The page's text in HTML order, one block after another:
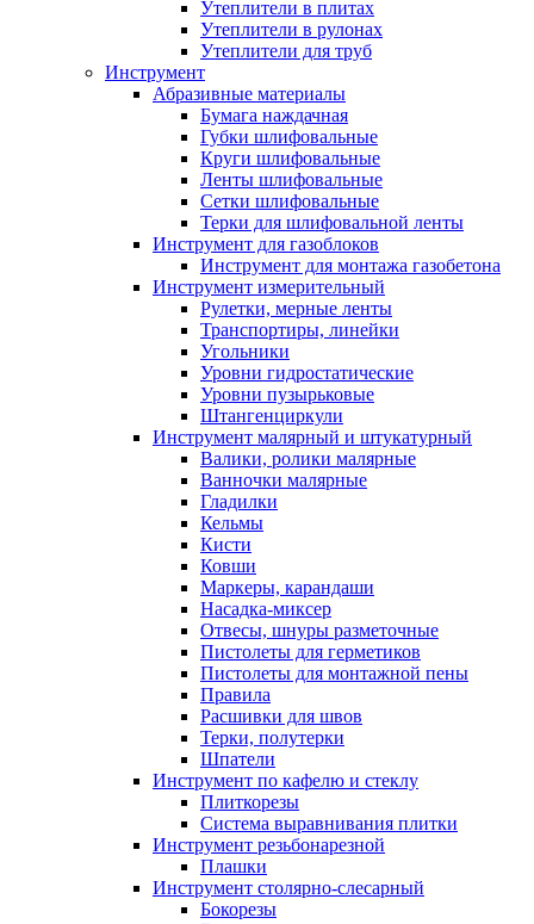
Утеплители в плитах
Утеплители в рулонах
Утеплители для труб
Инструмент
Абразивные материалы
Бумага наждачная
Губки шлифовальные
Круги шлифовальные
Ленты шлифовальные
Сетки шлифовальные
Терки для шлифовальной ленты
Инструмент для газоблоков
Инструмент для монтажа газобетона
Инструмент измерительный
Рулетки, мерные ленты
Транспортиры, линейки
Угольники
Уровни гидростатические
Уровни пузырьковые
Штангенциркули
Инструмент малярный и штукатурный
Валики, ролики малярные
Ванночки малярные
Гладилки
Кельмы
Кисти
Ковши
Маркеры, карандаши
Насадка-миксер
Отвесы, шнуры разметочные
Пистолеты для герметиков
Пистолеты для монтажной пены
Правила
Расшивки для швов
Терки, полутерки
Шпатели
Инструмент по кафелю и стеклу
Плиткорезы
Система выравнивания плитки
Инструмент резьбонарезной
Плашки
Инструмент столярно-слесарный
Бокорезы